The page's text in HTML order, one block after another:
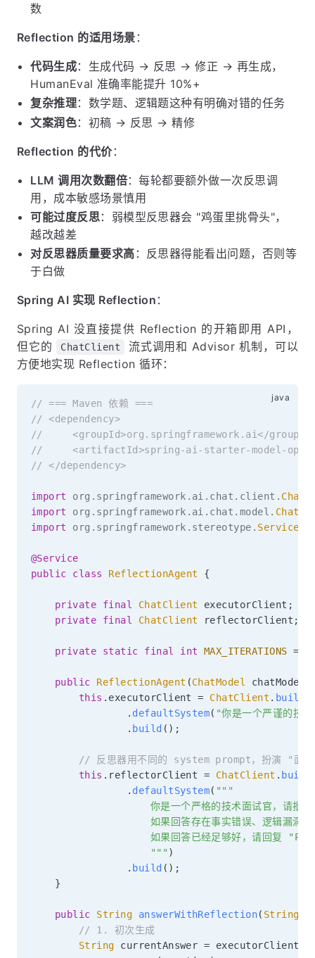
数
Reflection 的适用场景 ：
代码生成：生成代码 → 反思 → 修正 → 再生成，
HumanEval 准确率能提升 10%+
复杂推理：数学题、逻辑题这种有明确对错的任务
文案润色：初稿 → 反思 → 精修
Reflection 的代价：
LLM 调用次数翻倍：每轮都要额外做一次反思调
用，成本敏感场景慎用
可能过度反思：弱模型反思器会 "鸡蛋里挑骨头"，
越改越差
对反思器质量要求高 ：反思器得能看出问题，否则等
于白做
Spring AI 实现 Reflection ：
Spring AI 没直接提供 Reflection 的开箱即用 API，
但它的
ChatClient
流式调用和 Advisor 机制，可以
方便地实现 Reflection 循环：
// === Maven 依赖 ===
// <dependency>
//     <groupId>org.springframework.ai</
//     <artifactId>spring-ai-starter-model-
// </dependency>
import org . springframework . ai . chat . client .
import
org . springframework . ai . chat . model .
import
org . springframework . stereotype . Service
@Service
public
class ReflectionAgent {
private final ChatClient executorClient ;
private
final ChatClient reflectorClient ;
private static final int MAX_ITERATIONS =
public ReflectionAgent (ChatModel chatModel
this . executorClient = ChatClient .
. defaultSystem( "你是一个严谨的技
. build ( ) ;
// 反思器用不同的 system prompt，扮演 "面
this . reflectorClient = ChatClient .
. defaultSystem( """
你是一个严格的技术面试官，请批判
如果回答存在事实错误、逻辑漏洞、
如果回答已经足够好，请回复
                    """
)
. build ( ) ;
}
public String answerWithReflection( String
// 1. 初次生成
String currentAnswer = executorClient